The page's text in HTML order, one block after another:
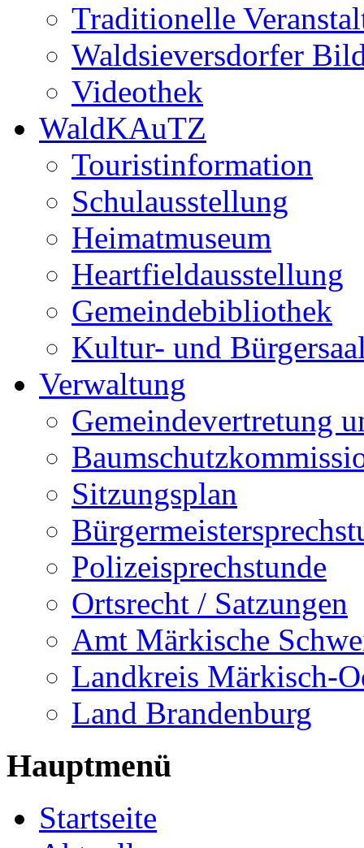
Traditionelle
Waldsieversdorfer
Videothek
WaldKAuTZ
Touristinformation
Schulausstellung
Heimatmuseum
Heartfieldausstellung
Gemeindebibliothek
Kultur- und
Verwaltung
Gemeindevertretung
Sitzungsplan
Polizeisprechstunde
Ortsrecht / Satzungen
Amt Märkische
Landkreis Märkisch-
Land Brandenburg
Hauptmenü
Startseite